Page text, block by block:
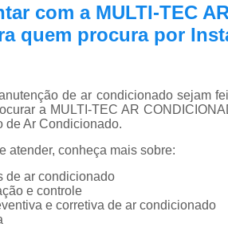
com a MULTI-TEC
quem procura por
de ar condicionado sejam
a MULTI-TEC AR
de Ar Condicionado.
atender, conheça mais sobre:
de ar condicionado
e controle
e corretiva de ar condicionado